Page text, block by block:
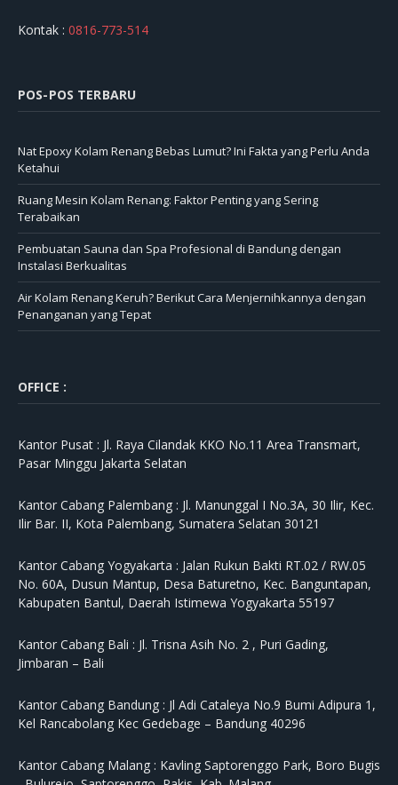
Kontak : 0816-773-514
POS-POS TERBARU
Nat Epoxy Kolam Renang Bebas Lumut? Ini Fakta yang Perlu Anda
Ketahui
Ruang Mesin Kolam Renang: Faktor Penting yang Sering
Terabaikan
Pembuatan Sauna dan Spa Profesional di Bandung dengan
Instalasi Berkualitas
Air Kolam Renang Keruh? Berikut Cara Menjernihkannya dengan
Penanganan yang Tepat
OFFICE :
Kantor Pusat : Jl. Raya Cilandak KKO No.11 Area Transmart,
Pasar Minggu Jakarta Selatan
Kantor Cabang Palembang : Jl. Manunggal I No.3A, 30 Ilir, Kec.
Ilir Bar. II, Kota Palembang, Sumatera Selatan 30121
Kantor Cabang Yogyakarta : Jalan Rukun Bakti RT.02 / RW.05
No. 60A, Dusun Mantup, Desa Baturetno, Kec. Banguntapan,
Kabupaten Bantul, Daerah Istimewa Yogyakarta 55197
Kantor Cabang Bali : Jl. Trisna Asih No. 2 , Puri Gading,
Jimbaran – Bali
Kantor Cabang Bandung : Jl Adi Cataleya No.9 Bumi Adipura 1,
Kel Rancabolang Kec Gedebage – Bandung 40296
Kantor Cabang Malang : Kavling Saptorenggo Park, Boro Bugis